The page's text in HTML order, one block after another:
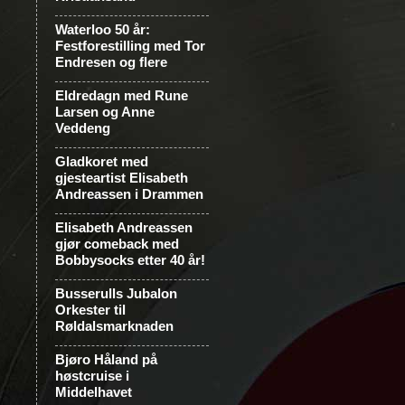
Waterloo 50 år:
Festforestilling med Tor
Endresen og flere
Eldredagn med Rune
Larsen og Anne
Veddeng
Gladkoret med
gjesteartist Elisabeth
Andreassen i Drammen
Elisabeth Andreassen
gjør comeback med
Bobbysocks etter 40 år!
Busserulls Jubalon
Orkester til
Røldalsmarknaden
Bjøro Håland på
høstcruise i
Middelhavet